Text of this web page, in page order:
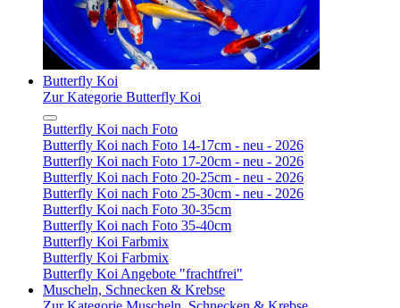
Butterfly Koi
Zur Kategorie Butterfly Koi
Butterfly Koi nach Foto
Butterfly Koi nach Foto 14-17cm - neu - 2026
Butterfly Koi nach Foto 17-20cm - neu - 2026
Butterfly Koi nach Foto 20-25cm - neu - 2026
Butterfly Koi nach Foto 25-30cm - neu - 2026
Butterfly Koi nach Foto 30-35cm
Butterfly Koi nach Foto 35-40cm
Butterfly Koi Farbmix
Butterfly Koi Farbmix
Butterfly Koi Angebote "frachtfrei"
Muscheln, Schnecken & Krebse